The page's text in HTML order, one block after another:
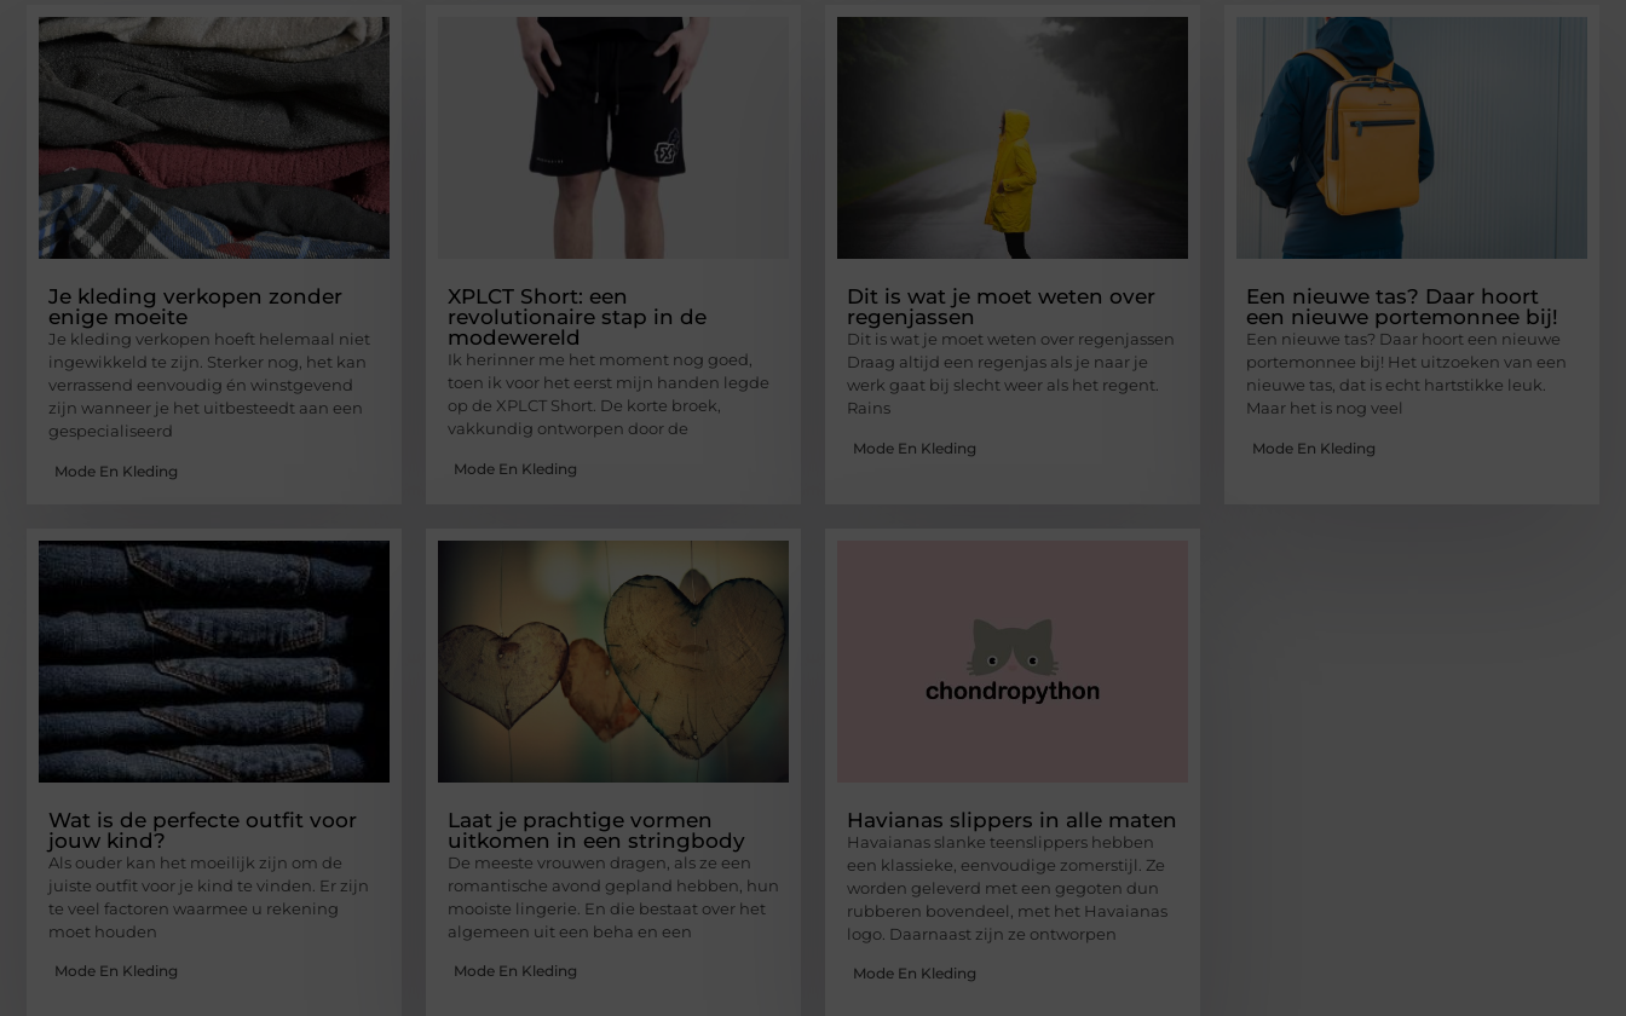
Je kleding verkopen zonder
enige moeite
Je kleding verkopen hoeft helemaal niet
ingewikkeld te zijn. Sterker nog, het kan
verrassend eenvoudig én winstgevend
zijn wanneer je het uitbesteedt aan een
gespecialiseerd
Mode En Kleding
XPLCT Short: een
revolutionaire stap in de
modewereld
Ik herinner me het moment nog goed,
toen ik voor het eerst mijn handen legde
op de XPLCT Short. De korte broek,
vakkundig ontworpen door de
Mode En Kleding
Dit is wat je moet weten over
regenjassen
Dit is wat je moet weten over regenjassen
Draag altijd een regenjas als je naar je
werk gaat bij slecht weer als het regent.
Rains
Mode En Kleding
Een nieuwe tas? Daar hoort
een nieuwe portemonnee bij!
Een nieuwe tas? Daar hoort een nieuwe
portemonnee bij! Het uitzoeken van een
nieuwe tas, dat is echt hartstikke leuk.
Maar het is nog veel
Mode En Kleding
Wat is de perfecte outfit voor
jouw kind?
Als ouder kan het moeilijk zijn om de
juiste outfit voor je kind te vinden. Er zijn
te veel factoren waarmee u rekening
moet houden
Mode En Kleding
Laat je prachtige vormen
uitkomen in een stringbody
De meeste vrouwen dragen, als ze een
romantische avond gepland hebben, hun
mooiste lingerie. En die bestaat over het
algemeen uit een beha en een
Mode En Kleding
Havianas slippers in alle maten
Havaianas slanke teenslippers hebben
een klassieke, eenvoudige zomerstijl. Ze
worden geleverd met een gegoten dun
rubberen bovendeel, met het Havaianas
logo. Daarnaast zijn ze ontworpen
Mode En Kleding